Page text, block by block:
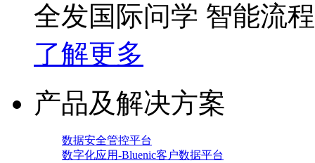
全发国际问学 智能流
了解更多
产品及解决方案
数据安全管控平台
数字化应用-Bluenic客户数据平台